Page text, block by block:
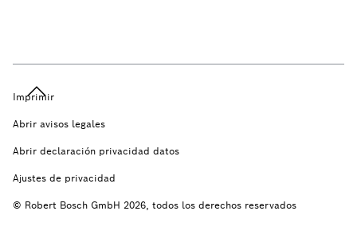
Imprimir
Abrir avisos legales
Abrir declaración privacidad datos
Ajustes de privacidad
© Robert Bosch GmbH 2026, todos los derechos reservados